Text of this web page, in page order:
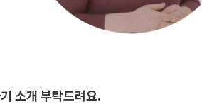
소개 부탁드려요.